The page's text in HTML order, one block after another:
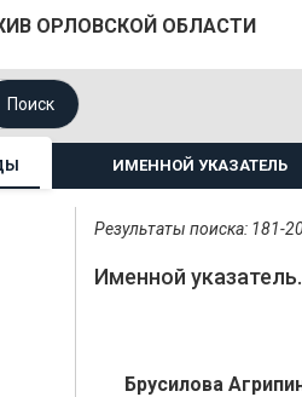
ОРЛОВСКОЙ ОБЛАСТИ
Поиск
ИМЕННОЙ УКАЗАТЕЛЬ
Результаты поиска: 181-
Именной
Брусилова